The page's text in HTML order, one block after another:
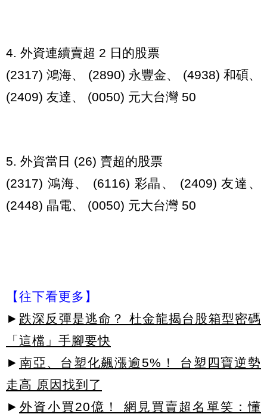
4. 外資連續賣超 2 日的股票
(2317) 鴻海、 (2890) 永豐金、 (4938) 和碩、
(2409) 友達、 (0050) 元大台灣 50
5. 外資當日 (26) 賣超的股票
(2317) 鴻海、 (6116) 彩晶、 (2409) 友達、
(2448) 晶電、 (0050) 元大台灣 50
【往下看更多】
► 跌深反彈是逃命？ 杜金龍揭台股箱型密碼
「這檔」手腳要快
► 南亞、台塑化飆漲逾5%！ 台塑四寶逆勢
走高 原因找到了
► 外資小買20億！ 網見買賣超名單笑：懂